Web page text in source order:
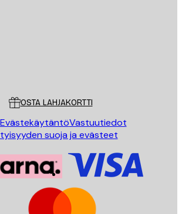
OSTA LAHJAKORTTI
EvästekäytäntöVastuutiedot
suoja ja evästeet